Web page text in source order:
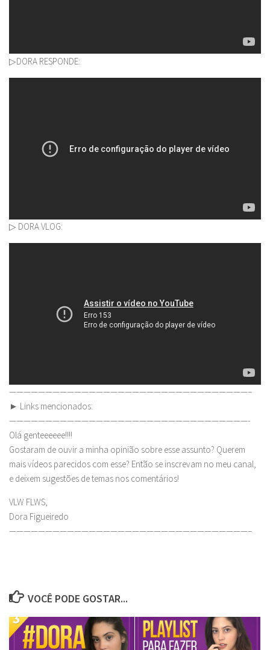
▷DORA RESPONDE:
▷ DORA VLOG:
—————————————————————————————————–
► Links mencionados:
—————————————————————————————————-
Olá genteeeeee!!!!
Gostaram de ouvir a minha opinião sobre esse assunto? Querem
mais vídeos parecidos com esse? Então se inscrevam no meu canal,
e deixem sugestões de temas nos comentários!
VLW FLWS,
Dora Figueiredo
—————————————————————————————————–
VOCÊ PODE GOSTAR...